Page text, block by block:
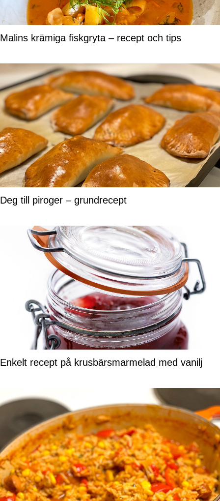
Malins krämiga fiskgryta – recept och tips
Deg till piroger – grundrecept
Enkelt recept på krusbärsmarmelad med vanilj